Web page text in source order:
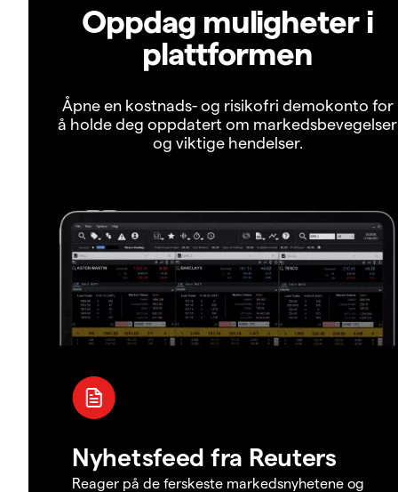
Oppdag muligheter i
plattformen
Åpne en kostnads- og risikofri demokonto for
å holde deg oppdatert om markedsbevegelser
og viktige hendelser.
Nyhetsfeed fra Reuters
Reager på de ferskeste markedsnyhetene og